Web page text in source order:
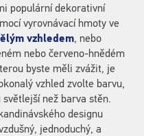
populární dekorativní
vyrovnávací hmoty ve
vzhledem, nebo
nebo červeno-hnědém
byste měli zvážit, je
vzhled zvolte barvu,
než barva stěn.
designu
jednoduchý, a